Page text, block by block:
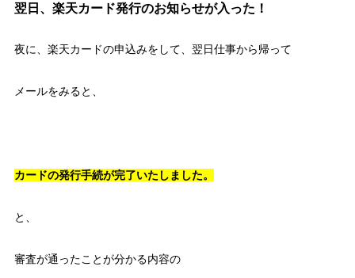
翌日、楽天カード発行のお知らせが入った！
夜に、楽天カードの申込みをして、翌日仕事から帰って
メールをみると、
カードの発行手続が完了いたしました。
と、
審査が通ったことが分かる内容の